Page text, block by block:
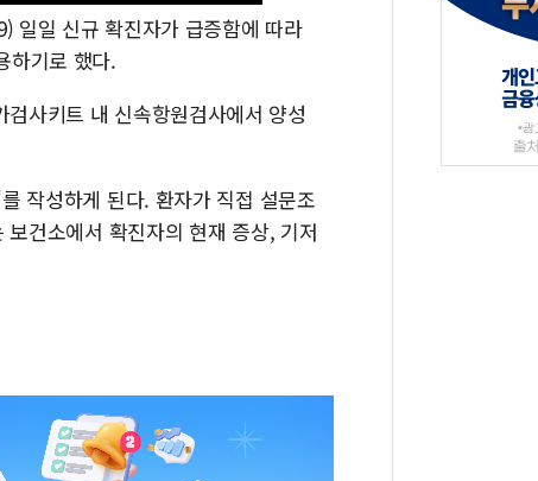
일일 신규 확진자가 급증함에 따라
하기로 했다.
사키트 내 신속항원검사에서 양성
작성하게 된다. 환자가 직접 설문조
건소에서 확진자의 현재 증상, 기저